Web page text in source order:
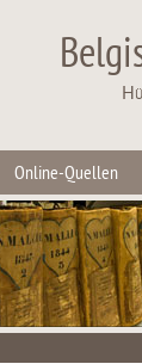
Online-Quellen